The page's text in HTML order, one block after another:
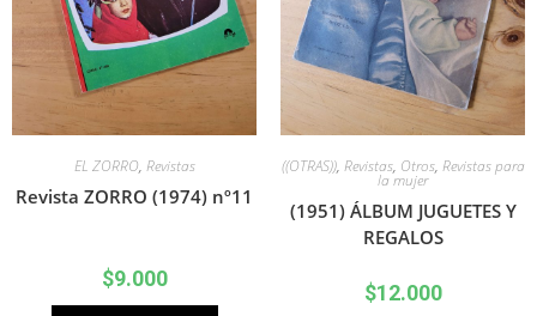
EL ZORRO, Revistas
Revista ZORRO (1974) nº11
$9.000
((OTRAS)), Revistas, Otros, Revistas para
la mujer
(1951) ÁLBUM JUGUETES Y
REGALOS
$12.000